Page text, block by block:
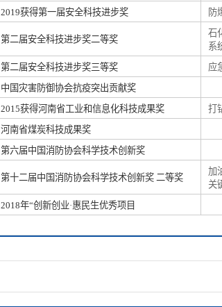
2019获得第一届安全科技进步奖 防
第二届安全科技进步奖二等奖
石
系
第二届安全科技进步奖三等奖
应
中国灾害防御协会抗疫突出贡献奖
2015获得河南省工业和信息化科技成果奖
打
河南省煤炭科技成果奖
第六届中国消防协会科学技术创新奖
第十二届中国消防协会科学技术创新奖 二等奖
加
关
2018年“创新创业·惠民生优秀项目